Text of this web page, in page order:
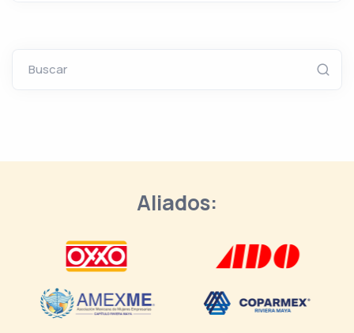
Buscar
Aliados: